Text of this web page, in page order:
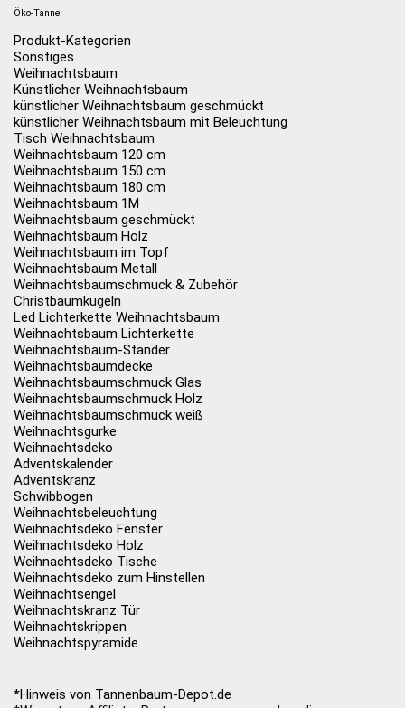
Öko-Tanne
Produkt-Kategorien
Sonstiges
Weihnachtsbaum
Künstlicher Weihnachtsbaum
künstlicher Weihnachtsbaum geschmückt
künstlicher Weihnachtsbaum mit Beleuchtung
Tisch Weihnachtsbaum
Weihnachtsbaum 120 cm
Weihnachtsbaum 150 cm
Weihnachtsbaum 180 cm
Weihnachtsbaum 1M
Weihnachtsbaum geschmückt
Weihnachtsbaum Holz
Weihnachtsbaum im Topf
Weihnachtsbaum Metall
Weihnachtsbaumschmuck & Zubehör
Christbaumkugeln
Led Lichterkette Weihnachtsbaum
Weihnachtsbaum Lichterkette
Weihnachtsbaum-Ständer
Weihnachtsbaumdecke
Weihnachtsbaumschmuck Glas
Weihnachtsbaumschmuck Holz
Weihnachtsbaumschmuck weiß
Weihnachtsgurke
Weihnachtsdeko
Adventskalender
Adventskranz
Schwibbogen
Weihnachtsbeleuchtung
Weihnachtsdeko Fenster
Weihnachtsdeko Holz
Weihnachtsdeko Tische
Weihnachtsdeko zum Hinstellen
Weihnachtsengel
Weihnachtskranz Tür
Weihnachtskrippen
Weihnachtspyramide
*Hinweis von Tannenbaum-Depot.de